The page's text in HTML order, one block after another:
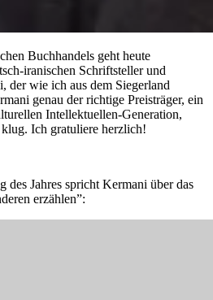
Buchhandels geht heute
iranischen Schriftsteller und
der wie ich aus dem Siegerland
genau der richtige Preisträger, ein
Intellektuellen-Generation,
Ich gratuliere herzlich!
des Jahres spricht Kermani über das
erzählen”: